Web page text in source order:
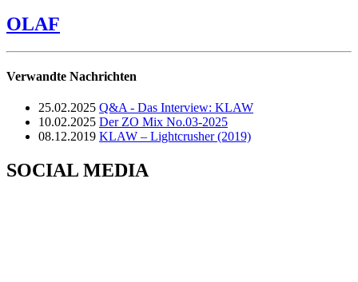
OLAF
Verwandte Nachrichten
25.02.2025 Q&A - Das Interview: KLAW
10.02.2025 Der ZO Mix No.03-2025
08.12.2019 KLAW – Lightcrusher (2019)
SOCIAL MEDIA